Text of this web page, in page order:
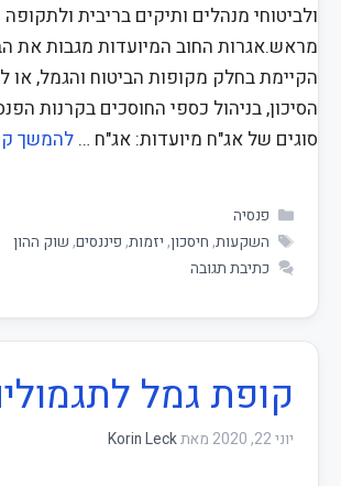
ולביטוחי מנהלים ותיקים בריבית
מראש.אגרות החוב המיועדות מגבות את
הקיימת בחלק מקופות הביטוח והגמל,
הסיכון, בניהול כספי החוסכים בקרנות
סוגים של אג"ח מיועדות: אג"ח … להמשך
פנסיה
השקעות, חיסכון, יזמות, פיננסים, שוק ההון
כתיבת תגובה
קופת גמל
יוני 22, 2020 מאתKorin Leck